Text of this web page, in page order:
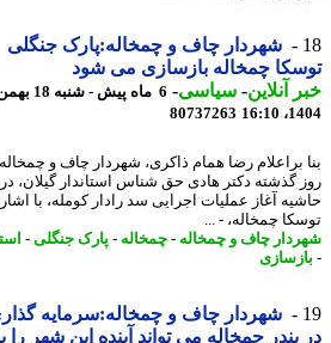
شهردار چاف و چمخاله:پارک جنگلی
چمخاله بازسازی می شود
آنلاین-سیاسی-
6 ماه پیش - شنبه 18 بهمن
80737263
براعلام رضا همام ذاکری، شهردار چاف و چمخاله
گذشته دکتر هادی حق شناس استاندار گیلان، در
آغاز عملیات اجرایی سد رادار کومله، با اشاره
چمخاله، - ...
چاف و چمخاله-چمخاله-پارک جنگلی-
شهردار چاف و چمخاله:سرمایه گذاری
چمخاله می تواند آینده این شهر را به